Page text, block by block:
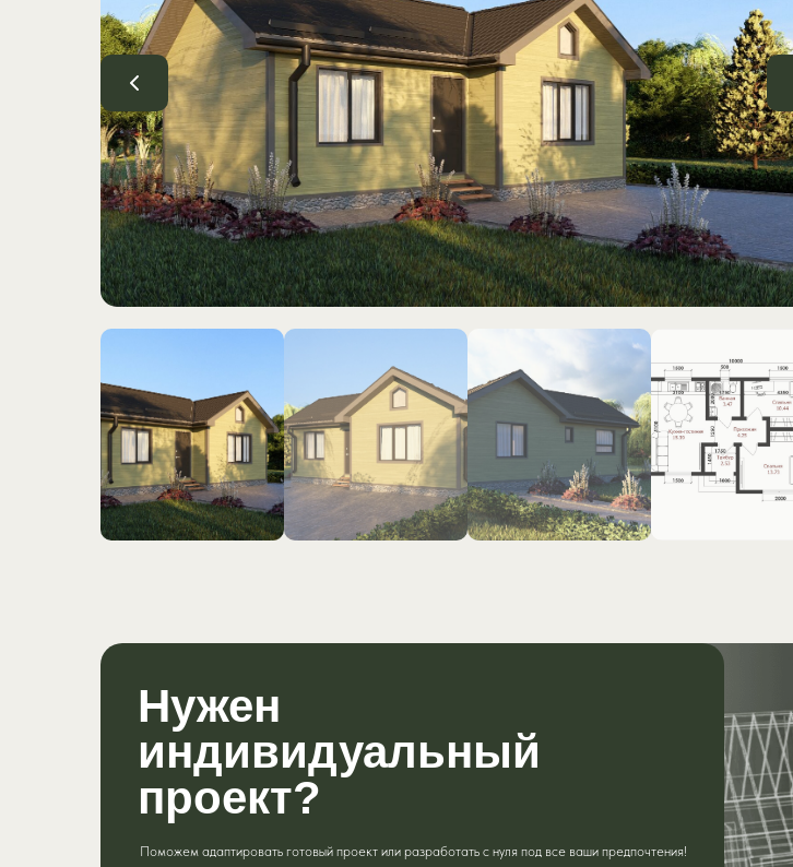
Нужен
индивидуальный
проект?
Поможем адаптировать готовый проект или разработать с нуля под все ваши предпочтения!